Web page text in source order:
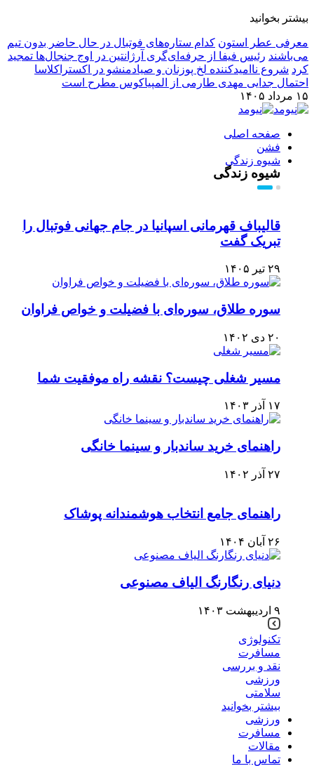
بیشتر بخوانید
معرفی عطر استون کدام ستاره‌های فوتبال در حال حاضر بدون تیم
می‌باشند رئیس فیفا از حرفه‌ای‌گری آرژانتین در اوج جنجال‌ها تمجید
کرد شروع ناامیدکننده لخ پوزنان و صیادمنشو در اکستراکلاسا
احتمال جدایی مهدی طارمی از المپیاکوس مطرح است
۱۵ مرداد ۱۴۰۵
صفحه اصلی
فشن
شیوه زندگی
شیوه زندگی
قالیباف قهرمانی اسپانیا در جام جهانی فوتبال را
تبریک گفت
۲۹ تیر ۱۴۰۵
سوره طلاق، سوره‌ای با فضیلت و خواص فراوان
۲۰ دی ۱۴۰۲
مسیر شغلی چیست؟ نقشه راه موفقیت شما
۱۷ آذر ۱۴۰۳
راهنمای خرید ساندبار و سینما خانگی
۲۷ آذر ۱۴۰۲
راهنمای جامع انتخاب هوشمندانه پوشاک
۲۶ آبان ۱۴۰۴
دنیای رنگارنگ الیاف مصنوعی
۹ اردیبهشت ۱۴۰۳
تکنولوژی
مسافرت
نقد و بررسی
ورزشی
سلامتی
بیشتر بخوانید
ورزشی
مسافرت
مقالات
تماس با ما